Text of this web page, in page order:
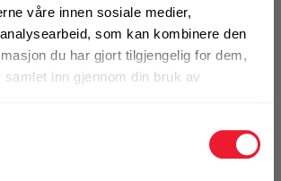
våre innen sosiale medier,
som kan kombinere den
du har gjort tilgjengelig for dem,
samlet inn gjennom din bruk av
for å
KJØP
Handleliste